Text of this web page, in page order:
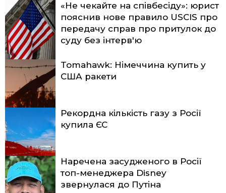
«Не чекайте на співбесіду»: юрист
пояснив нове правило USCIS про
передачу справ про притулок до
суду без інтерв'ю
Tomahawk: Німеччина купить у
США ракети
Рекордна кількість газу з Росії
купила ЄС
Наречена засудженого в Росії
топ-менеджера Disney
звернулася до Путіна